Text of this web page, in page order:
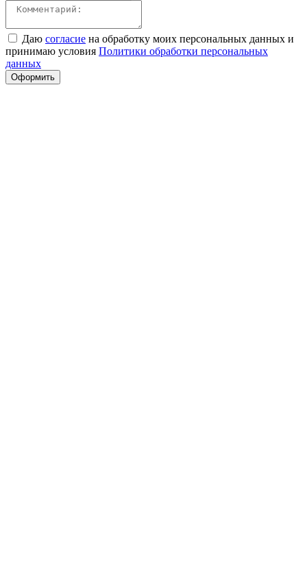
Даю согласие на обработку моих персональных данных и
принимаю условия Политики обработки персональных
данных
Оформить